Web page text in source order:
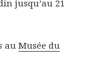
jusqu’au 21
auMusée du